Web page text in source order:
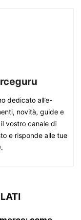
dedicato all’e-
novità, guide e
vostro canale di
e risponde alle tue